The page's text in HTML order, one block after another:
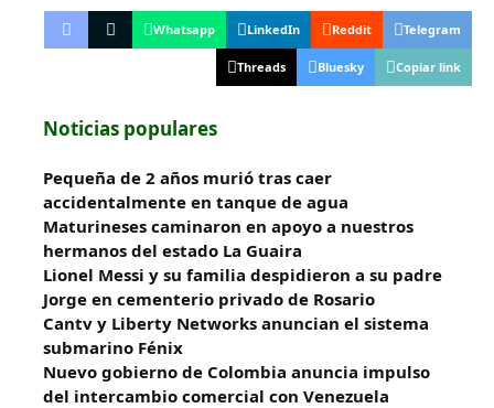
Whatsapp LinkedIn Reddit Telegram
Threads Bluesky Copiar link
Noticias populares
Pequeña de 2 años murió tras caer
accidentalmente en tanque de agua
Maturineses caminaron en apoyo a nuestros
hermanos del estado La Guaira
Lionel Messi y su familia despidieron a su padre
Jorge en cementerio privado de Rosario
Cantv y Liberty Networks anuncian el sistema
submarino Fénix
Nuevo gobierno de Colombia anuncia impulso
del intercambio comercial con Venezuela